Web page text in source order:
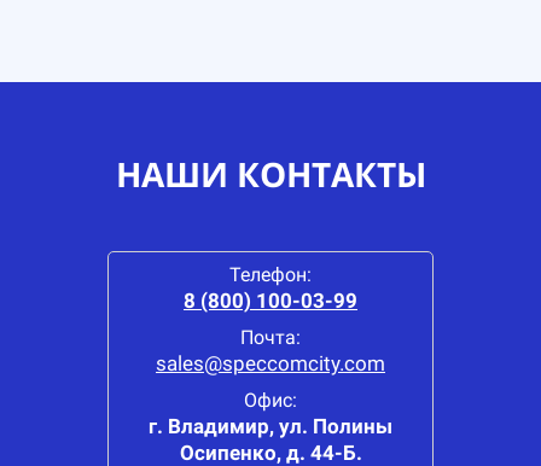
НАШИ КОНТАКТЫ
Телефон:
8 (800) 100-03-99
Почта:
sales@speccomcity.com
Офис:
г. Владимир, ул. Полины
Осипенко, д. 44-Б.